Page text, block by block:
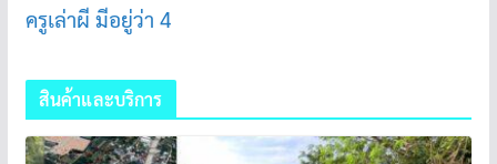
ครูเล่าผี มีอยู่ว่า 4
สินค้าและบริการ